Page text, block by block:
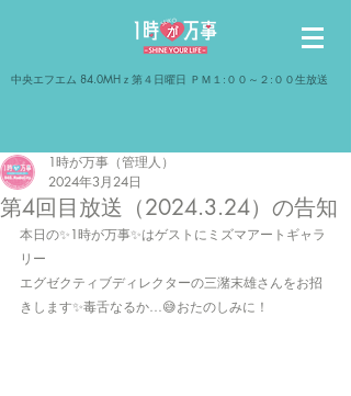
​中央エフエム 84.0MHｚ第４日曜日 ＰＭ１:００～２:００生放送
第4回目放送（2024.3.24）の告知
1時が万事（管理人）
2024年3月24日
本日の✨1時が万事✨はゲストにミズマアートギャラ
リー
エグゼクティブディレクターの三潴末雄さんをお招
きします✨毒舌なるか…😅おたのしみに！